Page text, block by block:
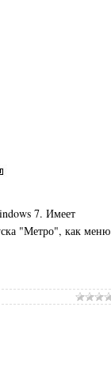
7. Имеет
"Метро", как меню